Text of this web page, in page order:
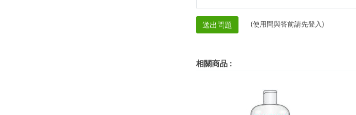
送出問題 (使用問與答前請先登入)
相關商品: